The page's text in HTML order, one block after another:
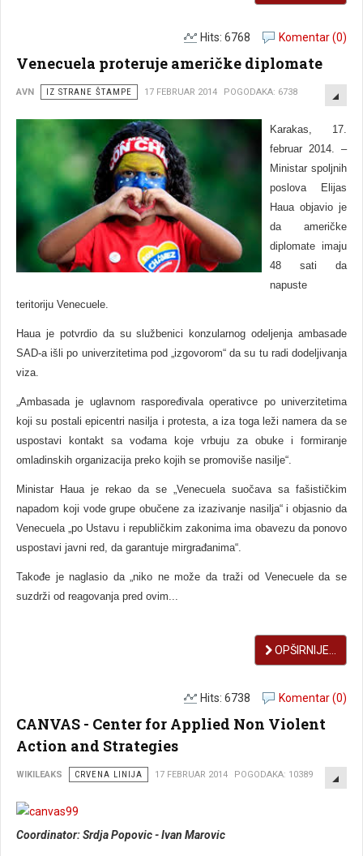
Komentar (0)
Hits: 6768
Venecuela proteruje američke diplomate
AVN IZ STRANE ŠTAMPE 17 FEBRUAR 2014 POGODAKA: 6738
Karakas, 17.
februar 2014. –
Ministar spoljnih
poslova Elijas
Haua objavio je
da američke
diplomate imaju
48 sati da
napuste
teritoriju Venecuele.
Haua je potvrdio da su službenici konzularnog odeljenja ambasade
SAD-a išli po univerzitetima pod „izgovorom“ da su tu radi dodeljivanja
viza.
„Ambasada je uglavnom raspoređivala operativce po univerzitetima
koji su postali epicentri nasilja i protesta, a iza toga leži namera da se
uspostavi kontakt sa vođama koje vrbuju za obuke i formiranje
omladinskih organizacija preko kojih se promoviše nasilje“.
Ministar Haua je rekao da se „Venecuela suočava sa fašističkim
napadom koji vode grupe obučene za izazivanje nasilja“ i objasnio da
Venecuela „po Ustavu i republičkim zakonima ima obavezu da ponovo
uspostavi javni red, da garantuje mirgrađanima“.
Takođe je naglasio da „niko ne može da traži od Venecuele da se
suzdrži od reagovanja pred ovim...
OPŠIRNIJE...
Komentar (0)
Hits: 6738
CANVAS - Center for Applied Non Violent
Action and Strategies
WIKILEAKS CRVENA LINIJA 17 FEBRUAR 2014 POGODAKA: 10389
Coordinator: Srdja Popovic - Ivan Marovic